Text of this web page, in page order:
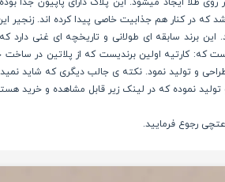
طلا ایجاد میشود. این پلاک دارای پاپیون جدا
در کنار هم جذابیت خاصی پیدا کرده اند. زنجیر
که: کارتیه اولین برندیست که از پلاتین در
و تولید نمود. نکته ی جالب دیگری که شاید
نموده که در لینک زیر قابل مشاهده و خرید
رجوع فرمایید.